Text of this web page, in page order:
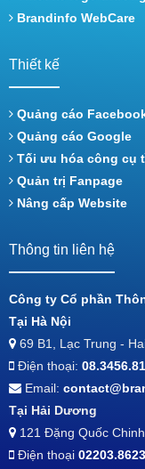
Brandinfo WebCare
Thiết kế
Quảng cáo
Quảng cáo Google
Tối ưu hóa công cụ
Quản trị Fanpage
Nâng cấp Website
Thông tin liên hệ
Công ty Cổ phần
Tại Hà Nội
69 B1, Lạc Trung -
Điện thoại:
Email:
Tại Hải Dương
121 Đặng Quốc
Điện thoại